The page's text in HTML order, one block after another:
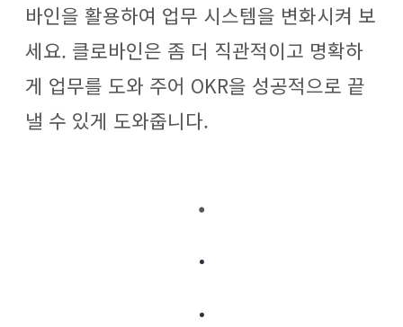
바인을 활용하여 업무 시스템을 변화시켜 보
세요. 클로바인은 좀 더 직관적이고 명확하
게 업무를 도와 주어 OKR을 성공적으로 끝
낼 수 있게 도와줍니다.
.
.
.